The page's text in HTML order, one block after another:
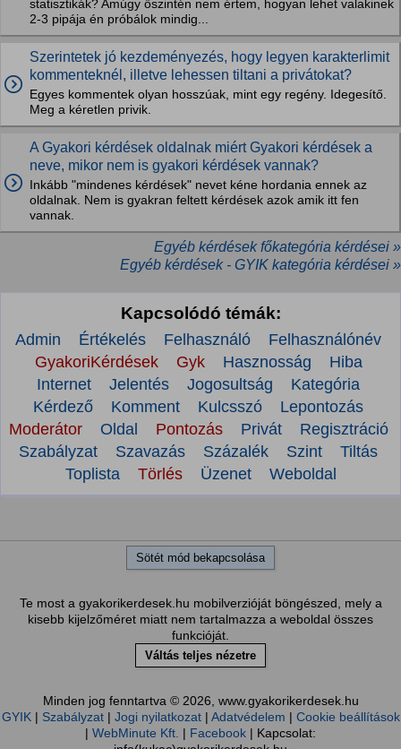
statisztikák? Amúgy őszintén nem értem, hogyan lehet valakinek
2-3 pipája én próbálok mindig...
Szerintetek jó kezdeményezés, hogy legyen karakterlimit
kommenteknél, illetve lehessen tiltani a privátokat?
Egyes kommentek olyan hosszúak, mint egy regény. Idegesítő.
Meg a kéretlen privik.
A Gyakori kérdések oldalnak miért Gyakori kérdések a
neve, mikor nem is gyakori kérdések vannak?
Inkább "mindenes kérdések" nevet kéne hordania ennek az
oldalnak. Nem is gyakran feltett kérdések azok amik itt fen
vannak.
Egyéb kérdések főkategória kérdései »
Egyéb kérdések - GYIK kategória kérdései »
Kapcsolódó témák:
Admin Értékelés Felhasználó
Felhasználónév
GyakoriKérdések
Gyk Hasznosság
Hiba
Internet
Jelentés Jogosultság
Kategória
Kérdező
Komment Kulcsszó
Lepontozás
Moderátor
Oldal Pontozás Privát
Regisztráció
Szabályzat
Szavazás Százalék Szint
Tiltás
Toplista
Törlés Üzenet Weboldal
Sötét mód bekapcsolása
Te most a gyakorikerdesek.hu mobilverzióját böngészed, mely a
kisebb kijelzőméret miatt nem tartalmazza a weboldal összes
funkcióját.
Váltás teljes nézetre
Minden jog fenntartva © 2026, www.gyakorikerdesek.hu
GYIK| Szabályzat| Jogi nyilatkozat| Adatvédelem | Cookie beállítások
| WebMinute Kft. | Facebook | Kapcsolat: